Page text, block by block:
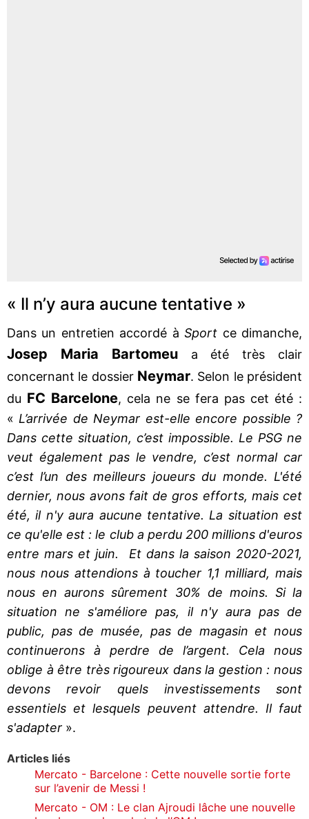
« Il n’y aura aucune tentative »
Dans un entretien accordé àSport ce dimanche,
Josep Maria Bartomeua été très clair
concernant le dossier Neymar. Selon le président
du FC Barcelone, cela ne se fera pas cet été :
« L’arrivée de Neymar est-elle encore possible ?
Dans cette situation, c’est impossible. Le PSG ne
veut également pas le vendre, c’est normal car
c’est l’un des meilleurs joueurs du monde. L'été
dernier, nous avons fait de gros efforts, mais cet
été, il n'y aura aucune tentative. La situation est
ce qu'elle est : le club a perdu 200 millions d'euros
entre mars et juin. Et dans la saison 2020-2021,
nous nous attendions à toucher 1,1 milliard, mais
nous en aurons sûrement 30% de moins. Si la
situation ne s'améliore pas, il n'y aura pas de
public, pas de musée, pas de magasin et nous
continuerons à perdre de l’argent. Cela nous
oblige à être très rigoureux dans la gestion : nous
devons revoir quels investissements sont
essentiels et lesquels peuvent attendre. Il faut
s'adapter ».
Articles liés
Mercato - Barcelone : Cette nouvelle sortie forte
sur l’avenir de Messi !
Mercato - OM : Le clan Ajroudi lâche une nouvelle